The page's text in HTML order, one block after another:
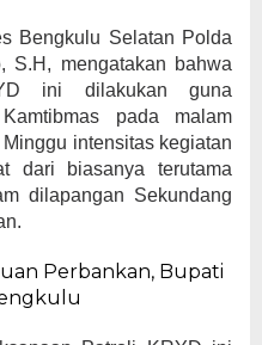
Bengkulu Selatan Polda
S.H, mengatakan bahwa
ini dilakukan guna
pada malam
intensitas kegiatan
dari biasanya terutama
dilapangan Sekundang
Perbankan, Bupati